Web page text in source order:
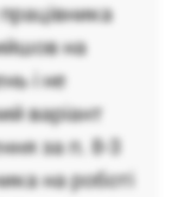
на
і не
варіант
за п. 8-3
на роботі